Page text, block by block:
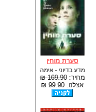
סערת מוחין
מדע בדיוני - אימה
מחיר:169.90 ₪
אצלנו: 99.90 ₪